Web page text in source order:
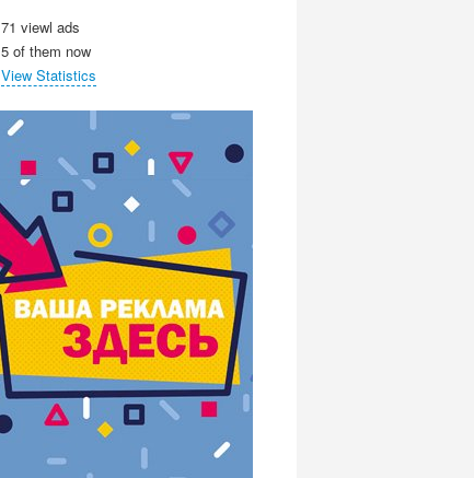
71 viewl ads
5 of them now
View Statistics